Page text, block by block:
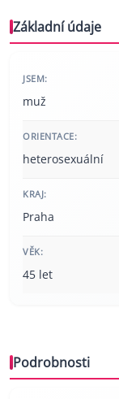
Základní údaje
JSEM:
muž
ORIENTACE:
heterosexuální
KRAJ:
Praha
VĚK:
45 let
Podrobnosti